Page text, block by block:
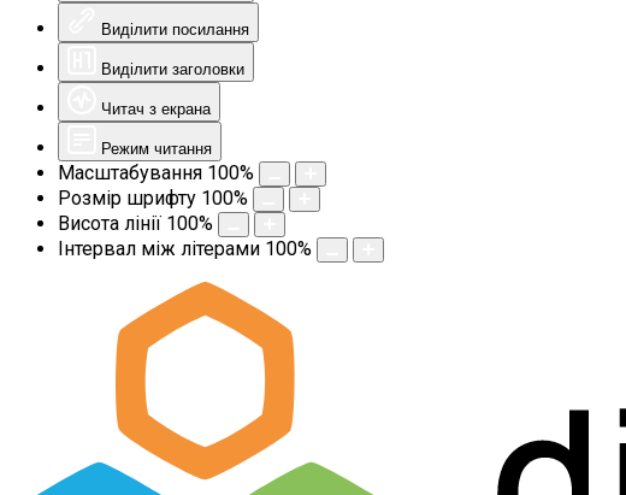
Виділити посилання
Виділити заголовки
Читач з екрана
Режим читання
Масштабування 100%
Розмір шрифту 100%
Висота лінії 100%
Інтервал між літерами 100%